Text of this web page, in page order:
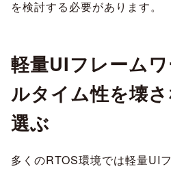
を検討する必要があります。
軽量UIフレーム
ルタイム性を壊
選ぶ
多くのRTOS環境では軽量UI